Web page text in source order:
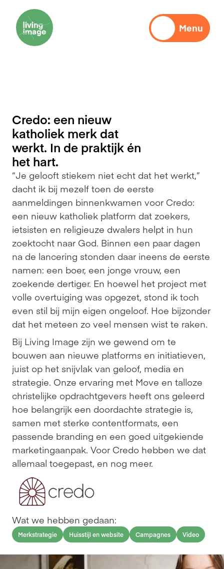
Menu
Credo: een nieuw
katholiek merk dat
werkt. In de praktijk én
het hart.
“Je gelooft stiekem niet echt dat het werkt,”
dacht ik bij mezelf toen de eerste
aanmeldingen binnenkwamen voor Credo:
een nieuw katholiek platform dat zoekers,
ietsisten en religieuze dwalers helpt in hun
zoektocht naar God. Binnen een paar dagen
na de lancering stonden daar ineens de eerste
namen: een boer, een jonge vrouw, een
zoekende dertiger. En hoewel het project met
volle overtuiging was opgezet, stond ik toch
even stil bij mijn eigen ongeloof. Hoe bijzonder
dat het meteen zo veel mensen wist te raken.
Bij Living Image zijn we gewend om te
bouwen aan nieuwe platforms en initiatieven,
juist op het snijvlak van geloof, media en
strategie. Onze ervaring met Move en talloze
christelijke opdrachtgevers heeft ons geleerd
hoe belangrijk een doordachte strategie is,
samen met sterke contentformats, een
passende branding en een goed uitgekiende
marketingaanpak. Voor Credo hebben we dat
allemaal toegepast, en nog meer.
Wat we hebben gedaan:
Merkstrategie Huisstijl en website Campagnes Video